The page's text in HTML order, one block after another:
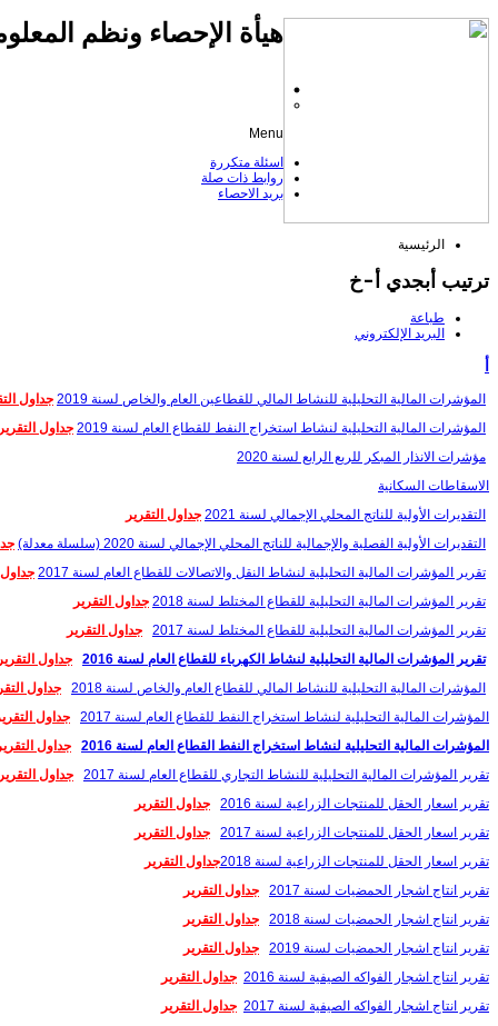
هيأة الإحصاء ونظم
الرئيسية
ترتيب أبجدي أ-خ
طباعة
البريد الإلكتروني
المؤشرات المالية التحليلية للنشاط المالي للقطاعين العام والخاص لسنة 2019
جداول
المؤشرات المالية التحليلية لنشاط استخراج النفط للقطاع العام لسنة 2019
جداول
مؤشرات الانذار المبكر للربع الرابع لسنة 2020
الاسقاطات السكانية
التقديرات الأولية للناتج المحلي الإجمالي لسنة 2021
جداول التقرير
التقديرات الأولية الفصلية والإجمالية للناتج المحلي الإجمالي لسنة 2020 (سلسلة معدلة)
تقرير المؤشرات المالية التحليلية لنشاط النقل والاتصالات للقطاع العام لسنة 2017
جداول
تقرير المؤشرات المالية التحليلية للقطاع المختلط لسنة 2018
جداول التقرير
تقرير المؤشرات المالية التحليلية للقطاع المختلط لسنة 2017
جداول التقرير
تقرير المؤشرات المالية التحليلية لنشاط الكهرباء للقطاع العام لسنة 2016
جداول
المؤشرات المالية التحليلية للنشاط المالي للقطاع العام والخاص لسنة 2018
جداول
المؤشرات المالية التحليلية لنشاط استخراج النفط للقطاع العام لسنة 2017
جداول
المؤشرات المالية التحليلية لنشاط استخراج النفط القطاع العام لسنة 2016
جداول
تقرير المؤشرات المالية التحليلية للنشاط التجاري للقطاع العام لسنة 2017
جداول
تقرير اسعار الحقل للمنتجات الزراعية لسنة 2016
جداول التقرير
تقرير اسعار الحقل للمنتجات الزراعية لسنة 2017
جداول التقرير
تقرير اسعار الحقل للمنتجات الزراعية لسنة 2018
جداول التقرير
تقرير انتاج اشجار الحمضيات لسنة 2017
جداول التقرير
تقرير انتاج اشجار الحمضيات لسنة 2018
جداول التقرير
تقرير انتاج اشجار الحمضيات لسنة 2019
جداول التقرير
تقرير انتاج اشجار الفواكه الصيفية لسنة 2016
جداول التقرير
تقرير انتاج اشجار الفواكه الصيفية لسنة 2017
جداول التقرير
Menu
اسئلة متكررة
روابط ذات صلة
بريد الاحصاء